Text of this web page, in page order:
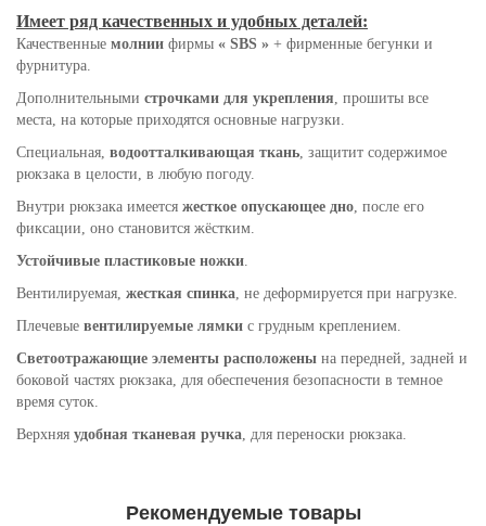
Имеет ряд качественных и удобных деталей:
Качественные молнии фирмы « SBS » + фирменные бегунки и
фурнитура.
Дополнительными строчками для укрепления, прошиты все
места, на которые приходятся основные нагрузки.
Специальная, водоотталкивающая ткань, защитит содержимое
рюкзака в целости, в любую погоду.
Внутри рюкзака имеется жесткое опускающее дно, после его
фиксации, оно становится жёстким.
Устойчивые пластиковые ножки.
Вентилируемая, жесткая спинка, не деформируется при нагрузке.
Плечевые вентилируемые лямки с грудным креплением.
Светоотражающие элементы расположены на передней, задней и
боковой частях рюкзака, для обеспечения безопасности в темное
время суток.
Верхняя удобная тканевая ручка, для переноски рюкзака.
Рекомендуемые товары